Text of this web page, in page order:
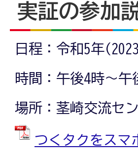
実証の参加
日程：令和5年
時間：午後4時～午
場所：茎崎交流セ
つくタクをスマ